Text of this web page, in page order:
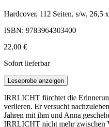
Hardcover, 112 Seiten, s/w, 26,5
ISBN: 9783964303400
22,00 €
Sofort lieferbar
Leseprobe anzeigen
IRRLICHT fürchtet die
verlieren. Er versucht
Jahren mit ihm und Anna
IRRLICHT nicht mehr zwischen